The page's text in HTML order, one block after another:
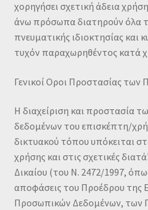
χορηγήσει σχετική άδεια
άνω πρόσωπα διατηρούν όλα
πνευματικής ιδιοκτησίας και
τυχόν παραχωρηθέντος κατά
Γενικοί Οροι Προστασίας
Η διαχείριση και προστασία
δεδομένων του επισκέπτη/
δικτυακού τόπου υπόκειται
χρήσης και στις σχετικές
Δικαίου (του Ν. 2472/1997,
αποφάσεις του Προέδρου της
Προσωπικών Δεδομένων, των